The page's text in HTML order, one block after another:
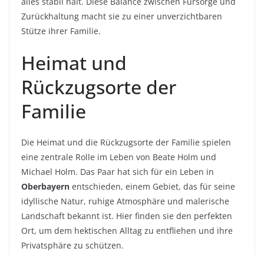
Zurückhaltung macht sie zu einer unverzichtbaren
Stütze ihrer Familie.
Heimat und
Rückzugsorte der
Familie
Die Heimat und die Rückzugsorte der Familie spielen
eine zentrale Rolle im Leben von Beate Holm und
Michael Holm. Das Paar hat sich für ein Leben in
Oberbayern entschieden, einem Gebiet, das für seine
idyllische Natur, ruhige Atmosphäre und malerische
Landschaft bekannt ist. Hier finden sie den perfekten
Ort, um dem hektischen Alltag zu entfliehen und ihre
Privatsphäre zu schützen.